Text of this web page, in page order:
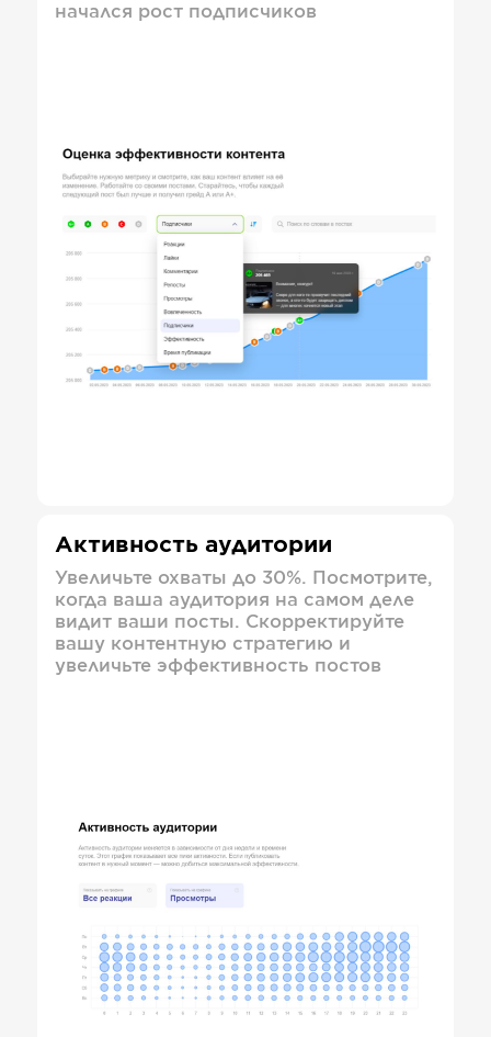
начался рост подписчиков
Активность аудитории
Увеличьте охваты до 30%. Посмотрите,
когда ваша аудитория на самом деле
видит ваши посты. Скорректируйте
вашу контентную стратегию и
увеличьте эффективность постов